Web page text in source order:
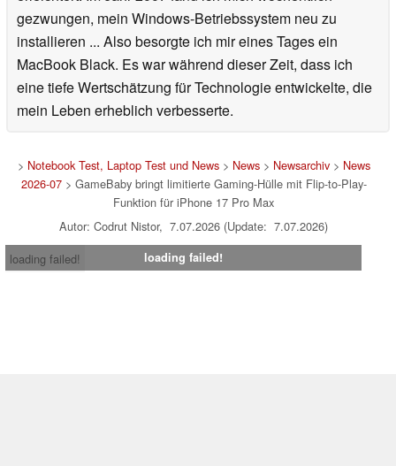
gezwungen, mein Windows-Betriebssystem neu zu
installieren ... Also besorgte ich mir eines Tages ein
MacBook Black. Es war während dieser Zeit, dass ich
eine tiefe Wertschätzung für Technologie entwickelte, die
mein Leben erheblich verbesserte.
> Notebook Test, Laptop Test und News> News> Newsarchiv> News
2026-07> GameBaby bringt limitierte Gaming-Hülle mit Flip-to-Play-
Funktion für iPhone 17 Pro Max
Autor: Codrut Nistor, 7.07.2026 (Update: 7.07.2026)
loading failed!
loading failed!